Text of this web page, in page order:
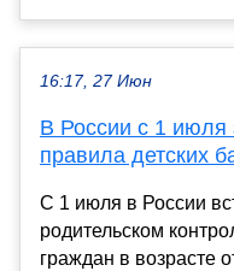
16:17, 27 Июн
В России с 1 июля
правила детских
С 1 июля в России
родительском
граждан в возрасте